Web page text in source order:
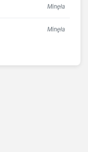
Minęła
Minęła